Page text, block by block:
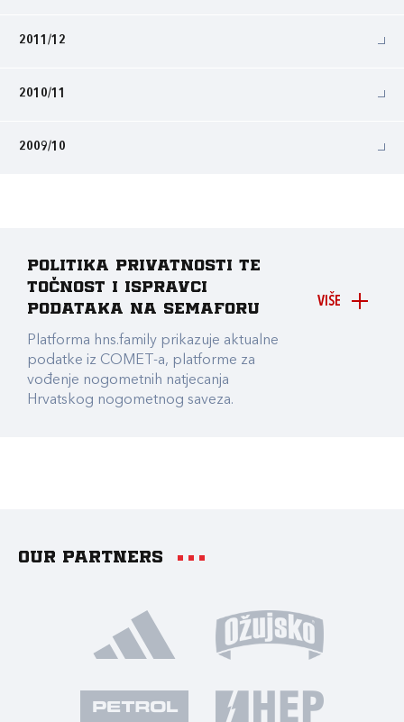
2011/12
2010/11
2009/10
VIŠE
Politika privatnosti te
točnost i ispravci
podataka na Semaforu
Platforma hns.family prikazuje aktualne
podatke iz COMET-a, platforme za
vođenje nogometnih natjecanja
Hrvatskog nogometnog saveza.
Our partners